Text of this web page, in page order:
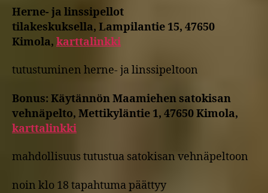
Herne- ja linssipellot
tilakeskuksella, Lampilantie 15, 47650
Kimola, karttalinkki
tutustuminen herne- ja linssipeltoon
Bonus: Käytännön Maamiehen satokisan
vehnäpelto, Mettikyläntie 1, 47650 Kimola,
karttalinkki
mahdollisuus tutustua satokisan vehnäpeltoon
noin klo 18 tapahtuma päättyy